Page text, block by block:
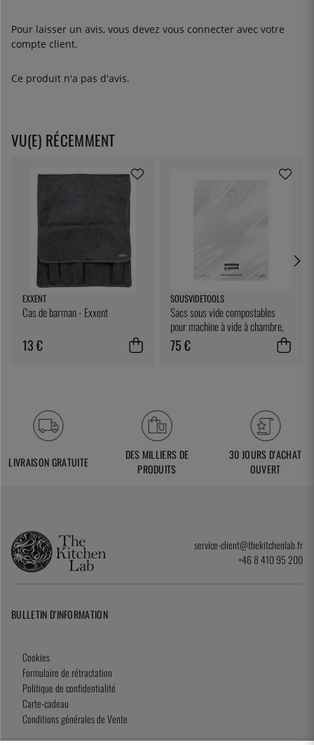
Pour laisser un avis, vous devez vous connecter avec votre
compte client.
Ce produit n'a pas d'avis.
VU(E) RÉCEMMENT
EXXENT
Cas de barman - Exxent
13 €
SOUSVIDETOOLS
Sacs sous vide compostables
pour machine à vide à chambre,
25 x 25 cm, paquet de 200 -
SousVideTools
75 €
LIVRAISON GRATUITE
DES MILLIERS DE
PRODUITS
30 JOURS D'ACHAT
OUVERT
service-client@thekitchenlab.fr
+46 8 410 95 200
BULLETIN D'INFORMATION
Cookies
Formulaire de rétractation
Politique de confidentialité
Carte-cadeau
Conditions générales de Vente